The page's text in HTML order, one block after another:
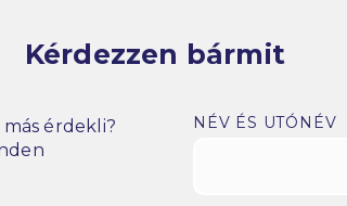
Kérdezzen bármit
érdekli?
NÉV ÉS UTÓNÉV